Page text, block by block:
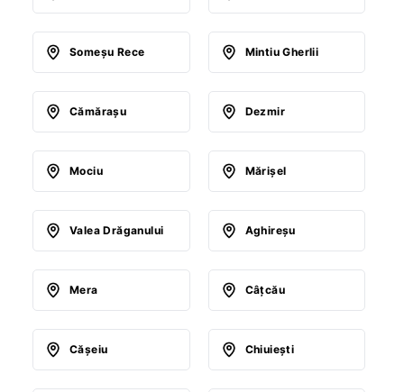
Someşu Rece Mintiu Gherlii
Cămăraşu Dezmir
Mociu Mărişel
Valea Drăganului Aghireşu
Mera Câţcău
Căşeiu Chiuieşti